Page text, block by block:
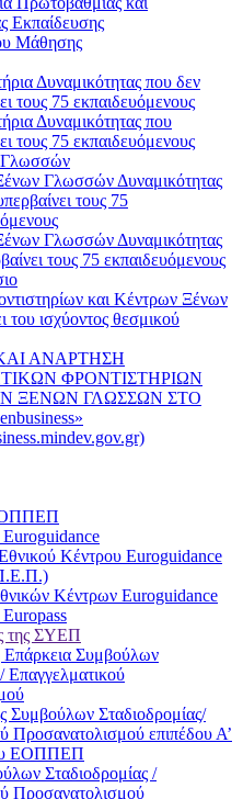
Εκπαίδευσης
Μάθησης
Δυναμικότητας που δεν
τους 75 εκπαιδευόμενους
Δυναμικότητας που
τους 75 εκπαιδευόμενους
Γλωσσών
Γλωσσών Δυναμικότητας
τους 75
Γλωσσών Δυναμικότητας
τους 75 εκπαιδευόμενους
και Κέντρων Ξένων
ισχύοντος θεσμικού
ΑΝΑΡΤΗΣΗ
ΦΡΟΝΤΙΣΤΗΡΙΩΝ
ΞΕΝΩΝ ΓΛΩΣΣΩΝ ΣΤΟ
Κέντρου Euroguidance
Κέντρων Euroguidance
της ΣΥΕΠ
Επάρκεια Συμβούλων
Επαγγελματικού
Συμβούλων Σταδιοδρομίας/
Προσανατολισμού επιπέδου Α’
ΕΟΠΠΕΠ
Σταδιοδρομίας /
Προσανατολισμού